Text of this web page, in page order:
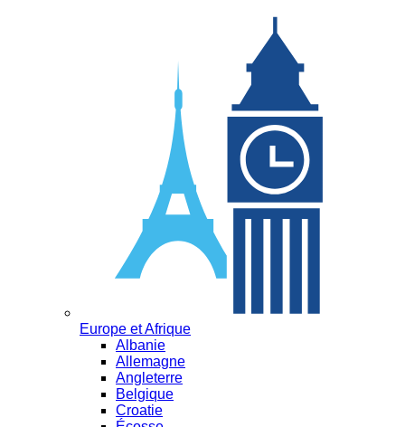
Europe et Afrique
Albanie
Allemagne
Angleterre
Belgique
Croatie